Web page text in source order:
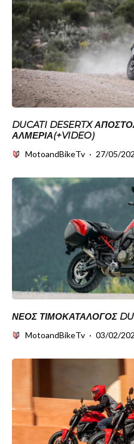
DUCATI DESERTX
ΑΛΜΕΡΊΑ(+VIDEO)
MotoandBikeTv · 27/05/
ΝΈΟΣ ΤΙΜΟΚΑΤΆΛΟΓΟΣ
MotoandBikeTv · 03/02/